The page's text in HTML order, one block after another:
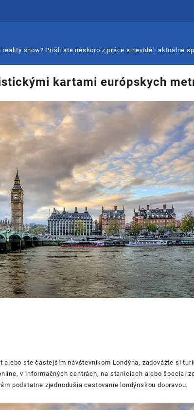
show? Prišli ste neskoro z práce a nevideli aktuálne
kartami európskych
alebo ste častejším návštevníkom Londýna, zadovážte si
v informačných centrách, na staniciach alebo
podstatne zjednodušia cestovanie londýnskou dopravou.